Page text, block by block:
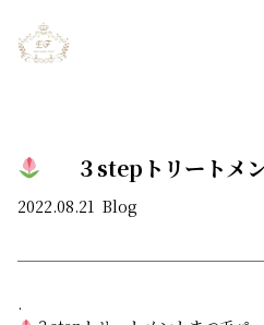
３stepトリートメ
2022.08.21 Blog
.